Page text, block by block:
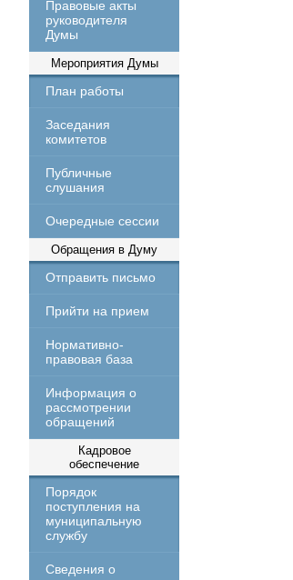
Правовые акты
руководителя
Думы
Мероприятия Думы
План работы
Заседания
комитетов
Публичные
слушания
Очередные сессии
Обращения в Думу
Отправить письмо
Прийти на прием
Нормативно-
правовая база
Информация о
рассмотрении
обращений
Кадровое
обеспечение
Порядок
поступления на
муниципальную
службу
Сведения о